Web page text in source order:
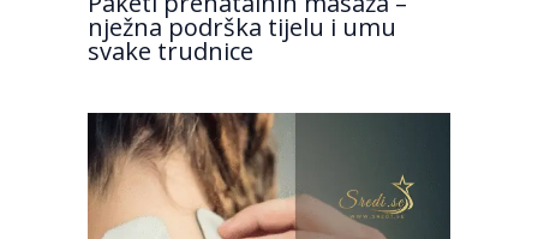
nježna podrška tijelu i umu
svake trudnice